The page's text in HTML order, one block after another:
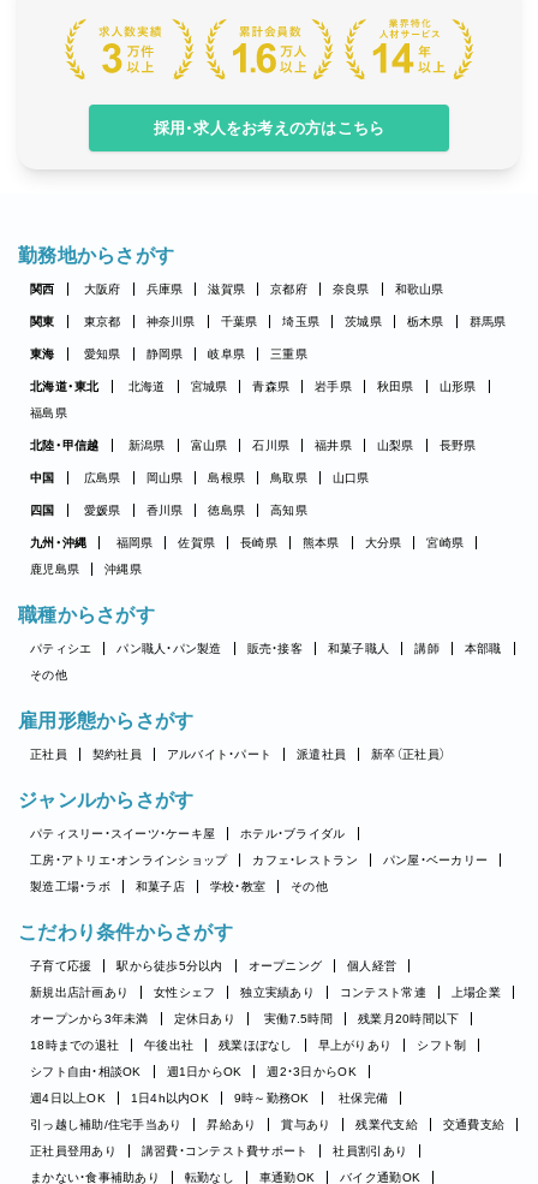
採用・求人をお考えの方はこちら
勤務地からさがす
関西 大阪府 兵庫県 滋賀県 京都府 奈良県 和歌山県
関東 東京都 神奈川県 千葉県 埼玉県 茨城県 栃木県 群馬県
東海 愛知県 静岡県 岐阜県 三重県
北海道・東北 北海道 宮城県 青森県 岩手県 秋田県
山形県
福島県
北陸・甲信越 新潟県 富山県 石川県 福井県 山梨県 長野県
中国 広島県 岡山県 島根県 鳥取県 山口県
四国 愛媛県 香川県 徳島県 高知県
九州・沖縄 福岡県 佐賀県 長崎県 熊本県 大分県
宮崎県
鹿児島県
沖縄県
職種からさがす
パティシエ パン職人・パン製造 販売・接客 和菓子職人 講師
本部職
その他
雇用形態からさがす
正社員 契約社員 アルバイト・パート 派遣社員 新卒（正社員）
ジャンルからさがす
パティスリー・スイーツ・ケーキ屋
ホテル・ブライダル
工房・アトリエ・オンラインショップ
カフェ・レストラン
パン屋・ベーカリー
製造工場・ラボ
和菓子店 学校・教室 その他
こだわり条件からさがす
子育て応援 駅から徒歩5分以内 オープニング
個人経営
新規出店計画あり
女性シェフ 独立実績あり コンテスト常連
上場企業
オープンから3年未満
定休日あり 実働7.5時間
残業月20時間以下
18時までの退社
午後出社 残業ほぼなし 早上がりあり
シフト制
シフト自由・相談OK
週1日からOK
週2・3日からOK
週4日以上OK
1日4h以内OK 9時～勤務OK
社保完備
引っ越し補助/住宅手当あり
昇給あり 賞与あり 残業代支給
交通費支給
正社員登用あり
講習費・コンテスト費サポート
社員割引あり
まかない・食事補助あり
転勤なし 車通勤OK
バイク通勤OK